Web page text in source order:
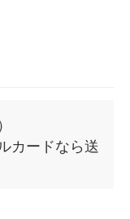
カードなら送